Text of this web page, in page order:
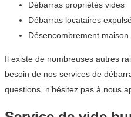
Débarras propriétés vides
Débarras locataires
Désencombrement
Il existe de nombreuses autres
besoin de nos services de
questions, n’hésitez pas à nous